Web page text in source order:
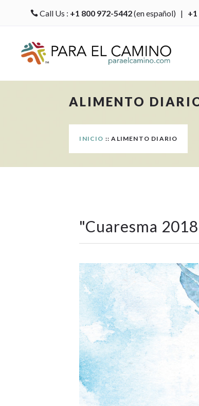
Call Us : +1 800 972-5442(en español) |
ALIMENTO
INICIO :: ALIMENTO DIARIO
"Cuaresma